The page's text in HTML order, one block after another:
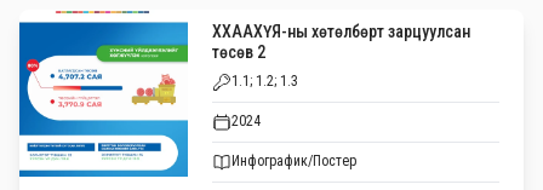
ХХААХҮЯ-ны хөтөлбөрт зарцуулсан
төсөв 2
1.1; 1.2; 1.3
2024
Инфографик/Постер